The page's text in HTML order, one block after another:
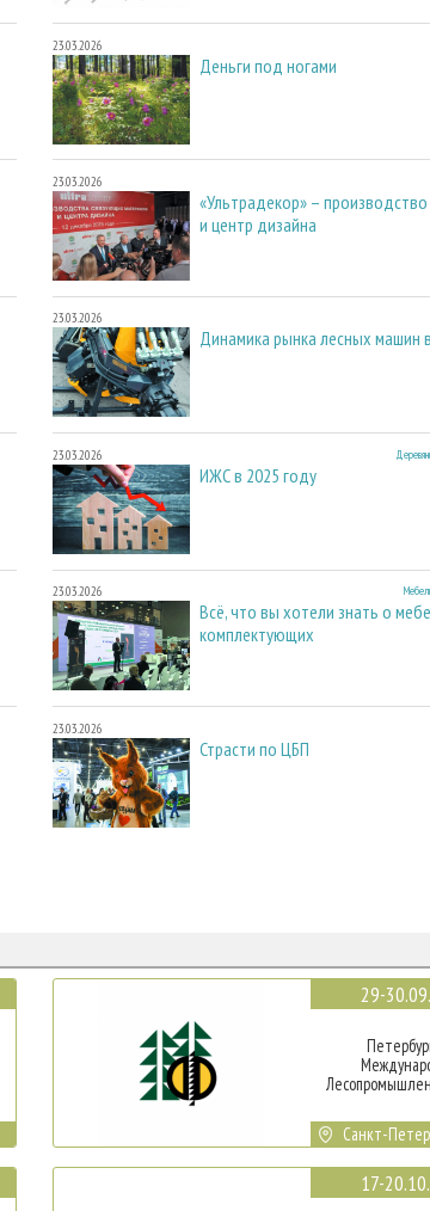
23.03.2026
Деньги под ногами
23.03.2026
«Ультрадекор» –
и центр дизайна
23.03.2026
Динамика рынка лесных машин
23.03.2026
ИЖС в 2025 году
23.03.2026
Всё, что вы хотели знать о
комплектующих
23.03.2026
Страсти по ЦБП
29-
Санкт-
17-